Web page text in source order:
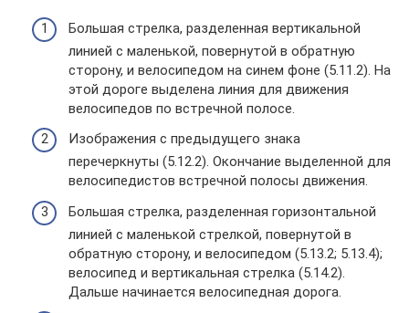
Большая стрелка, разделенная вертикальной
линией с маленькой, повернутой в обратную
сторону, и велосипедом на синем фоне (5.11.2). На
этой дороге выделена линия для движения
велосипедов по встречной полосе.
Изображения с предыдущего знака
перечеркнуты (5.12.2). Окончание выделенной для
велосипедистов встречной полосы движения.
Большая стрелка, разделенная горизонтальной
линией с маленькой стрелкой, повернутой в
обратную сторону, и велосипедом (5.13.2; 5.13.4);
велосипед и вертикальная стрелка (5.14.2).
Дальше начинается велосипедная дорога.